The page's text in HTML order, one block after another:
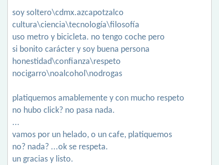
soy soltero\cdmx.azcapotzalco
cultura\ciencia\tecnología\filosofía
uso metro y bicicleta. no tengo coche pero
si bonito carácter y soy buena persona
honestidad\confianza\respeto
nocigarro\noalcohol\nodrogas
platiquemos amablemente y con mucho respeto
no hubo click? no pasa nada.
...
vamos por un helado, o un cafe, platiquemos
no? nada? ...ok se respeta.
un gracias y listo.